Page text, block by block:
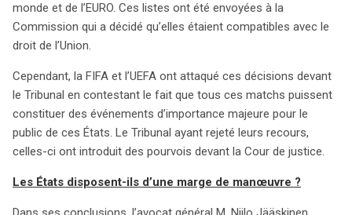
monde et de l’EURO. Ces listes ont été envoyées à la
Commission qui a décidé qu’elles étaient compatibles avec le
droit de l’Union.
Cependant, la FIFA et l’UEFA ont attaqué ces décisions devant
le Tribunal en contestant le fait que tous ces matchs puissent
constituer des événements d’importance majeure pour le
public de ces États. Le Tribunal ayant rejeté leurs recours,
celles-ci ont introduit des pourvois devant la Cour de justice.
Les États disposent-ils d’une marge de manœuvre ?